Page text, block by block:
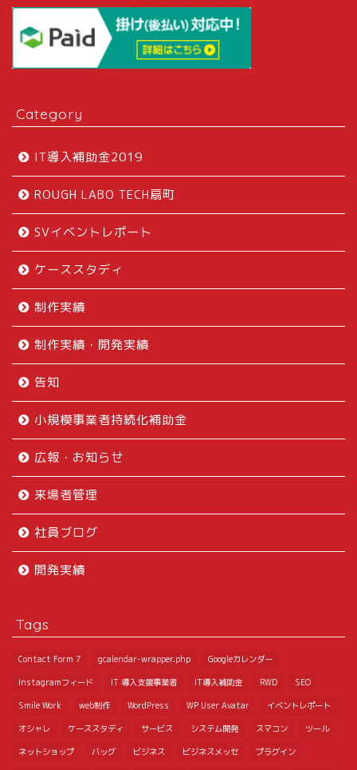
Category
IT導入補助金2019
ROUGH LABO TECH扇町
SVイベントレポート
ケーススタディ
制作実績
制作実績・開発実績
告知
小規模事業者持続化補助金
広報・お知らせ
来場者管理
社員ブログ
開発実績
Tags
Contact Form 7 gcalendar-wrapper.php Googleカレンダー
Instagramフィード IT 導入支援事業者 IT導入補助金 RWD SEO
Smile Work web制作 WordPress WP User Avatar イベントレポート
オシャレ ケーススタディ サービス システム開発 スマコン ツール
ネットショップ バッグ ビジネス ビジネスメッセ プラグイン